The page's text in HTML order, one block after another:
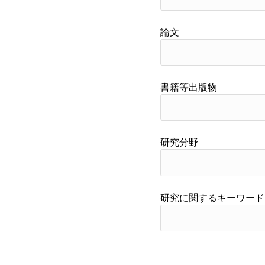
論文
書籍等出版物
研究分野
研究に関するキーワード